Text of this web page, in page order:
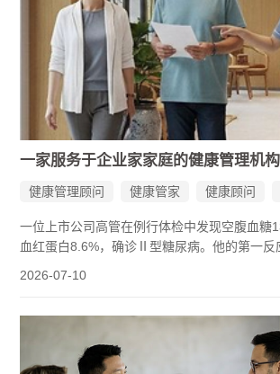
健康管理顾问 健康管家 健康顾问
一位上市公司高管在例行体检中发现空腹血糖
血红蛋白8.6%，确诊Ⅱ型糖尿病。他的第一反
示，企业家群体的平均寿命远低于国民平均水
是：一旦自己倒下，背后的企业、团队、家庭
于是，越来越多企业家开始思考一个问题：有
2026-07-10